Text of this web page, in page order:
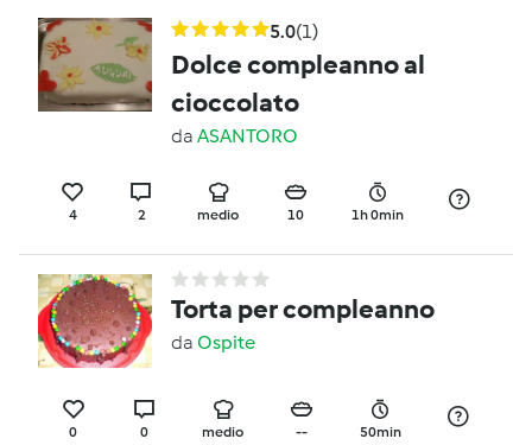
5.0(1)
Dolce compleanno al
cioccolato
da ASANTORO
4 2 medio 10 1h 0min
Torta per compleanno
da Ospite
0 0 medio -- 50min